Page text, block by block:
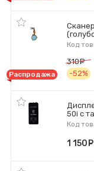
Код
Распродажа
310
-52%
50i с
Код
1 150